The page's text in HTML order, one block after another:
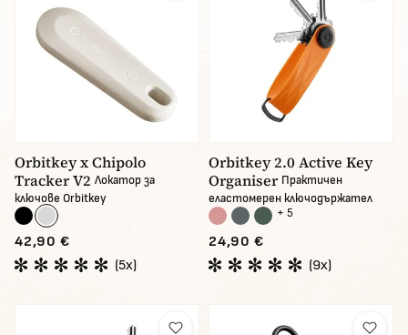
Orbitkey x Chipolo
Tracker V2 Локатор за
ключове Orbitkey
42,90 €
(5x)
Orbitkey 2.0 Active Key
Organiser Практичен
еластомерен ключодържател
+ 5
24,90 €
(9x)